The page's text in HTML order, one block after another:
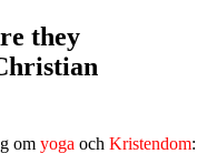
they
om yoga och Kristendom: